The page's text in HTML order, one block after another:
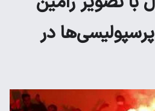
در